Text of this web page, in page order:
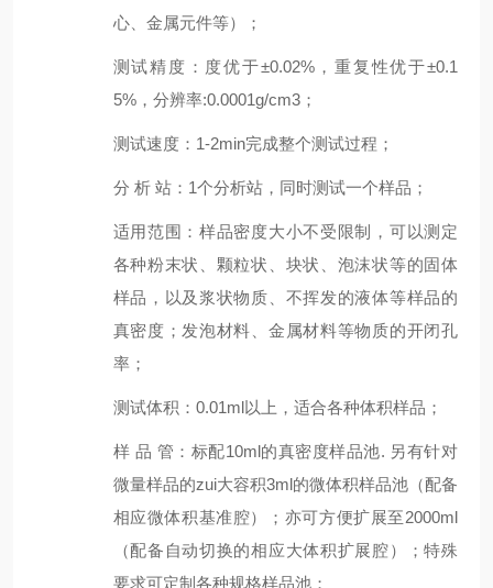
心、金属元件等）；
测试精度 ： 度优于±0.02%，重复性优于±0.1
5%，分辨率:0.0001g/cm3；
测试速度： 1-2min完成整个测试过程；
分 析 站： 1个分析站，同时测试一个样品；
适用范围：样品密度大小不受限制，可以测定
各种粉末状、颗粒状、块状、泡沫状等的固体
样品，以及浆状物质、不挥发的液体等样品的
真密度；发泡材料、金属材料等物质的开闭孔
率；
测试体积 ： 0.01ml以上，适合各种体积样品；
样 品 管 ： 标配10ml的真密度样品池. 另有针对
微量样品的zui大容积3ml的微体积样品池（配备
相应微体积基准腔）；亦可方便扩展至2000ml
（配备自动切换的相应大体积扩展腔）；特殊
要求可定制各种规格样品池；